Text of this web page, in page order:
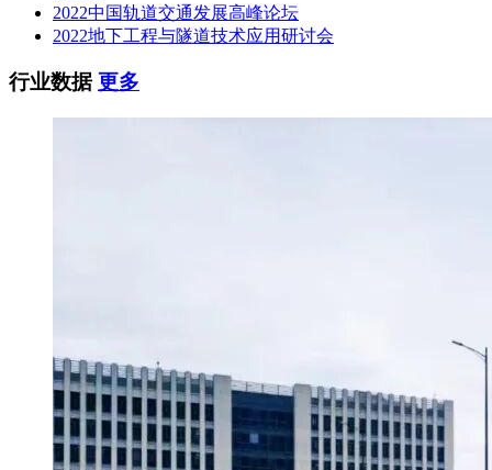
详见中标（成交）供应商分项报价表或报价文件
五、评审专家（单一来源采购人员）名单
杨文（主任评委）、蒋虹、曹静、杨培刚、吴先永（业主评
委）
五、中标（成交）候选（前三名）评审结果
宇通客车股份有限公司
湖南星通汽车制造有限公司
90.58
武汉衡鑫汇营汽车销售服务有限公司77.41
标段三：
2022中国轨道交通发展高峰论坛
2022地下工程与隧道技术应用研讨会
行业数据更多